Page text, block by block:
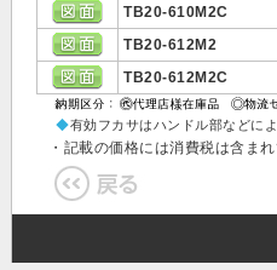
TB20-610M2C
TB20-612M2
TB20-612M2C
◆有効フカサはハンドル部などに
・記載の価格には消費税は含ま